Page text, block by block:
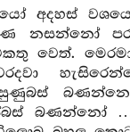
අදහස්
නසන්නෝ
වෙත්.
බණන්නෝ …